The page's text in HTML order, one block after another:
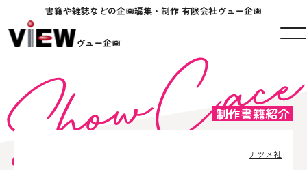
書籍や雑誌などの企画編集・制作 有限会社ヴュー企画
ヴュー企画
制作書籍紹介
ナツメ社